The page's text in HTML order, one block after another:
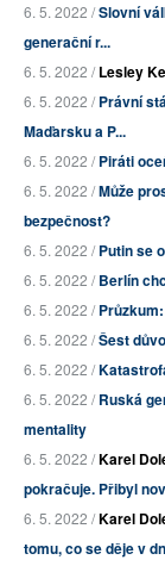
6. 5. 2022 /Slovní
generační r...
6. 5. 2022 /Lesley
6. 5. 2022 /Právní
Maďarsku a P...
6. 5. 2022 /Piráti
6. 5. 2022 /Může
bezpečnost?
6. 5. 2022 /Putin se
6. 5. 2022 /Berlín
6. 5. 2022 /
6. 5. 2022 /Šest
6. 5. 2022 /
6. 5. 2022 /Ruská
mentality
6. 5. 2022 /Karel
pokračuje. Přibyl
6. 5. 2022 /Karel
tomu, co se děje v